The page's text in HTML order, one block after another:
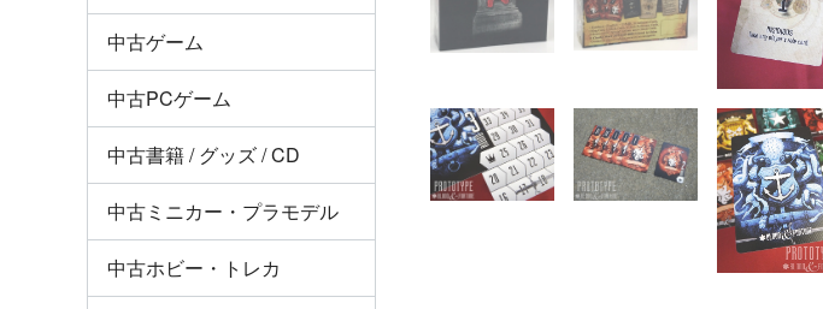
中古ゲーム
中古PCゲーム
中古書籍 / グッズ / CD
中古ミニカー・プラモデル
中古ホビー・トレカ